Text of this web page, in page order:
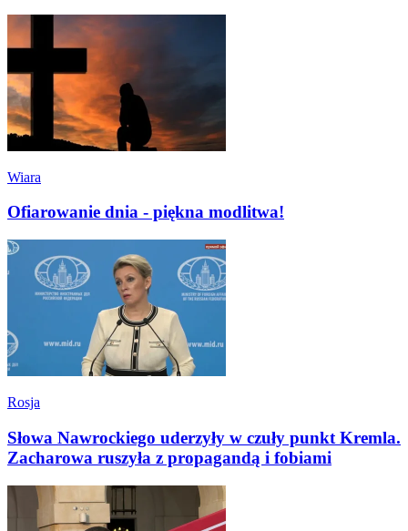
Wiara
Ofiarowanie dnia - piękna modlitwa!
Rosja
Słowa Nawrockiego uderzyły w czuły punkt Kremla.
Zacharowa ruszyła z propagandą i fobiami